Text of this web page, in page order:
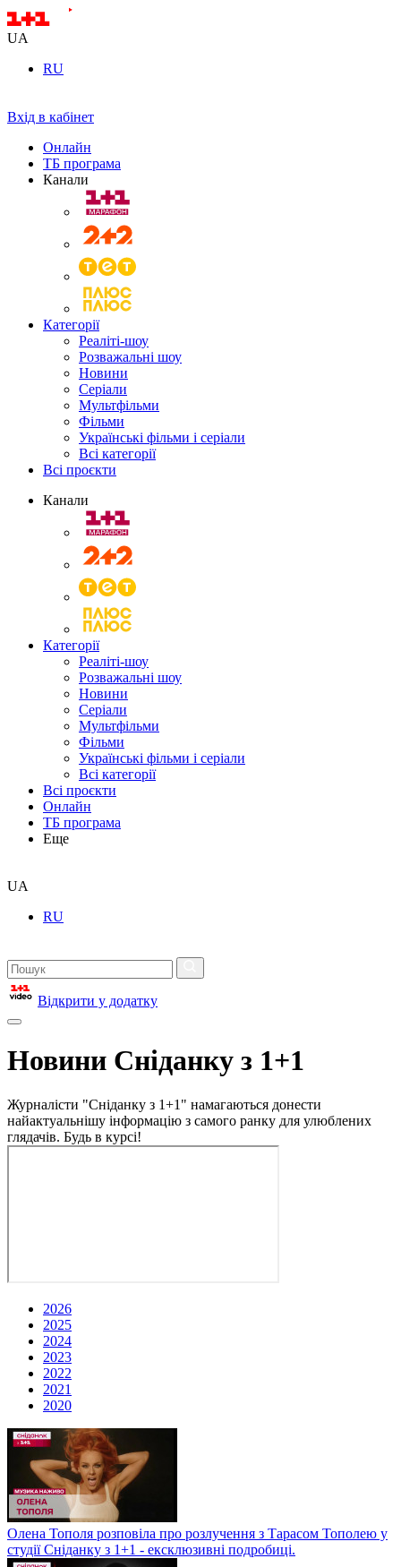
UA
RU
Вхід в кабінет
Онлайн
ТБ програма
Канали
Категорії
Реаліті-шоу
Розважальні шоу
Новини
Серіали
Мультфільми
Фільми
Українські фільми і серіали
Всі категорії
Всі проєкти
Канали
Категорії
Реаліті-шоу
Розважальні шоу
Новини
Серіали
Мультфільми
Фільми
Українські фільми і серіали
Всі категорії
Всі проєкти
Онлайн
ТБ програма
Еще
UA
RU
Відкрити у додатку
Новини Сніданку з 1+1
Журналісти "Сніданку з 1+1" намагаються донести
найактуальнішу інформацію з самого ранку для улюблених
глядачів. Будь в курсі!
2026
2025
2024
2023
2022
2021
2020
Олена Тополя розповіла про розлучення з Тарасом Тополею у
студії Сніданку з 1+1 - ексклюзивні подробиці.